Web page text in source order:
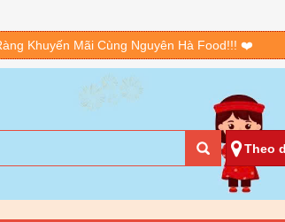
Khuyến Mãi Cùng Nguyên Hà Food!!! ❤️
Theo